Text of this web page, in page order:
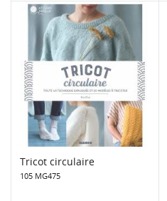
Tricot circulaire
105 MG475